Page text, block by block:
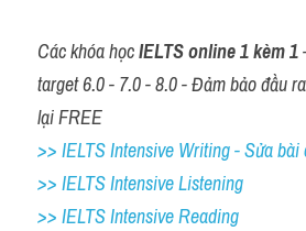
Các khóa học IELTS online 1 kèm 1
target 6.0 - 7.0 - 8.0 - Đảm bảo đầu
lại FREE
>> IELTS Intensive Writing - Sửa bài
>> IELTS Intensive Listening
>> IELTS Intensive Reading